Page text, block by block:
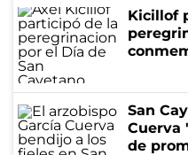
Kicillof
San
Cuerva
de